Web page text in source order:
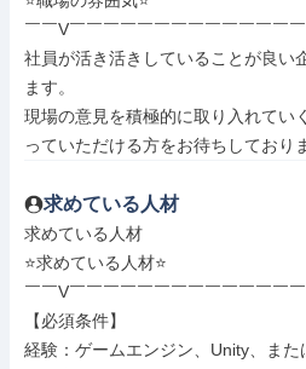
￣￣V￣￣￣￣￣￣￣￣￣￣￣￣￣
社員が活き活きしていることが良い
ます。
現場の意見を積極的に取り入れてい
っていただける方をお待ちしており
求めている人材
求めている人材
⭐求めている人材⭐
￣￣V￣￣￣￣￣￣￣￣￣￣￣￣￣
【必須条件】
経験：ゲームエンジン、Unity、ま